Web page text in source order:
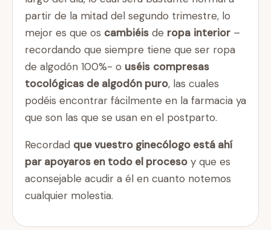
partir de la mitad del segundo trimestre, lo
mejor es que os cambiéis de ropa interior –
recordando que siempre tiene que ser ropa
de algodón 100%- o uséis compresas
tocológicas de algodón puro, las cuales
podéis encontrar fácilmente en la farmacia ya
que son las que se usan en el postparto.
Recordad que vuestro ginecólogo está ahí
par apoyaros en todo el proceso y que es
aconsejable acudir a él en cuanto notemos
cualquier molestia.